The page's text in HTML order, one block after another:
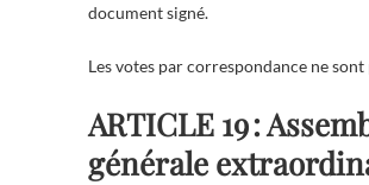
document signé.
Les votes par correspondance ne sont
ARTICLE 19 :
générale